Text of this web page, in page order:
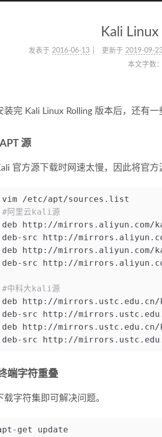
Kali
发表于 2016-06-13 更新于 2019-09-
本文字数：
Kali Linux Rolling 版本后，还有一
源
方源下载时网速太慢，因此将官方
vim /etc/apt/sources.list
#阿里云kali源
deb http://
deb-src http://
deb http://mirrors.aliyun.com/
deb-src http://
#中科大kali源
deb http://
deb-src http://
deb http://
deb-src http://
端字符重叠
符集即可解决问题。
get update